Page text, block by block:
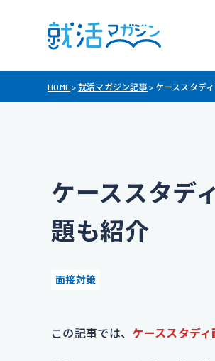
HOME> 就活マガジン記事 > ケーススタデ
ケーススタデ
題も紹介
面接対策
この記事では、 ケーススタデ